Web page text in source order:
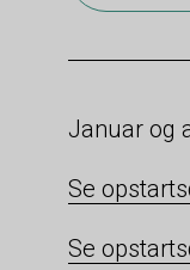
Januar og
Se
Se